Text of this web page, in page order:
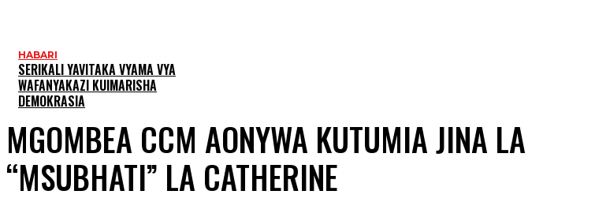
HABARI
SERIKALI YAVITAKA VYAMA VYA
WAFANYAKAZI KUIMARISHA
DEMOKRASIA
MGOMBEA CCM AONYWA KUTUMIA JINA LA
“MSUBHATI” LA CATHERINE